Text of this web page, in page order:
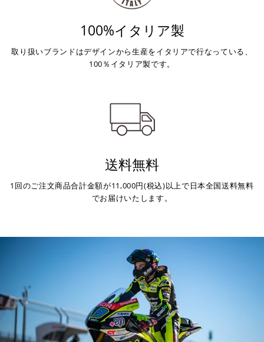
100%イタリア製
取り扱いブランドはデザインから生産をイタリアで行なっている、
100％イタリア製です。
送料無料
1回のご注文商品合計金額が11,000円(税込)以上で日本全国送料無料
でお届けいたします。